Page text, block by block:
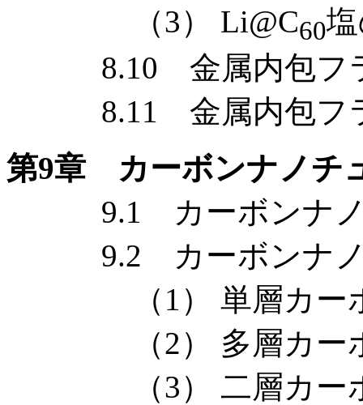
（3） Li@C60
8.10 金属内包フラ
8.11 金属内包フラ
第9章 カーボンナノチ
9.1 カーボンナノ
9.2 カーボンナノ
（1） 単層カーボ
（2） 多層カーボ
（3） 二層カーボ